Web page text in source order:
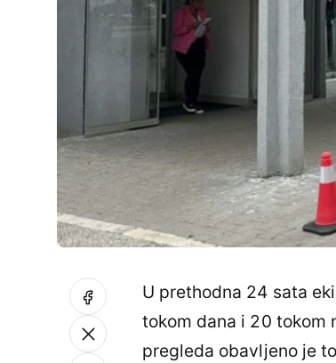
U prethodna 24 sata
tokom dana i 20 tokom
pregleda obavljeno je